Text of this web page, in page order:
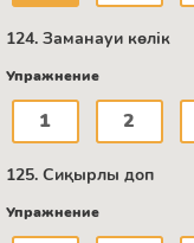
124. Заманауи көлік
Упражнение
1 2
125. Сиқырлы доп
Упражнение